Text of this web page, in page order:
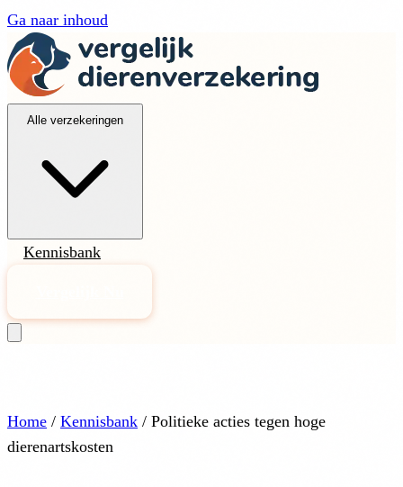
Ga naar inhoud
Alle verzekeringen
Kennisbank
Home / Kennisbank / Politieke acties tegen hoge
dierenartskosten